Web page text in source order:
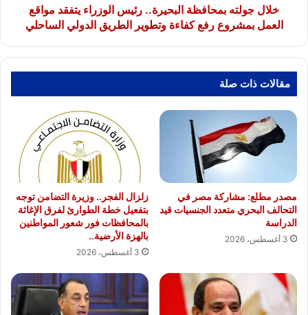
بمشروع
الدولي
الساحلي
خلال جولته بمحافظة البحيرة.. رئيس الوزراء يتفقد مواقع
العمل بمشروع رفع كفاءة وتطوير الطريق الدولي الساحلي
مقالات ذات صلة
مصدر مطلع: مشاركة مصر في
التحالف البحري متعدد الجنسيات قيد
الدراسة
3 أغسطس، 2026
زلزال الفجر.. وزيرة التضامن توجه
بتفعيل خطة الطوارئ لفرق الإغاثة
بالمحافظات فور شعور المواطنين
بالهزة الأرضية..
3 أغسطس، 2026